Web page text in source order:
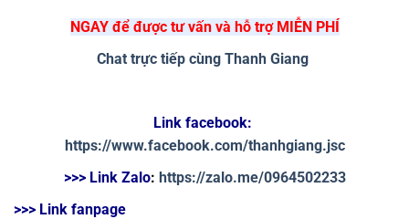
NGAY để được tư vấn và hỗ trợ MIỄN PHÍ
Chat trực tiếp cùng Thanh Giang
https://www.facebook.com/thanhgiang.jsc
>>> Link Zalo: https://zalo.me/0964502233
>>> Link fanpage